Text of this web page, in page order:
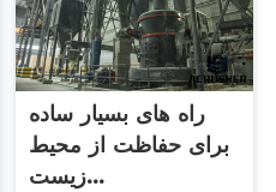
راه های بسیار ساده
برای حفاظت از محیط
زیست...